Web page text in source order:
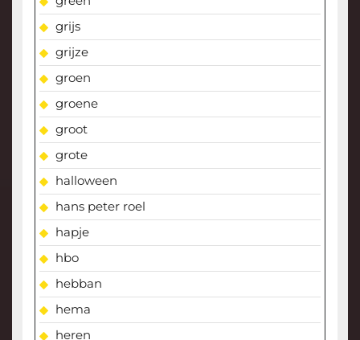
grijs
grijze
groen
groene
groot
grote
halloween
hans peter roel
hapje
hbo
hebban
hema
heren